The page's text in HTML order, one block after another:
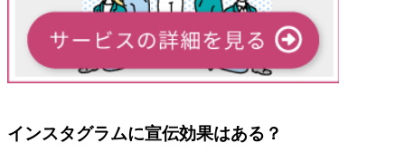
インスタグラムに宣伝効果はある？